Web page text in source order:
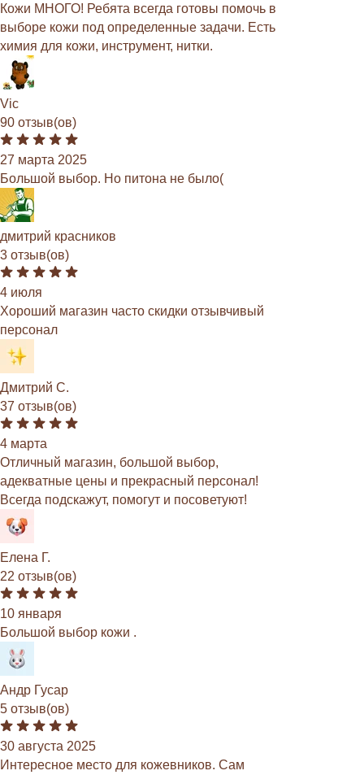
Кожи МНОГО! Ребята всегда готовы помочь в
выборе кожи под определенные задачи. Есть
химия для кожи, инструмент, нитки.
Vic
90 отзыв(ов)
27 марта 2025
Большой выбор. Но питона не было(
дмитрий красников
3 отзыв(ов)
4 июля
Хороший магазин часто скидки отзывчивый
персонал
Дмитрий С.
37 отзыв(ов)
4 марта
Отличный магазин, большой выбор,
адекватные цены и прекрасный персонал!
Всегда подскажут, помогут и посоветуют!
Елена Г.
22 отзыв(ов)
10 января
Большой выбор кожи .
Андр Гусар
5 отзыв(ов)
30 августа 2025
Интересное место для кожевников. Сам